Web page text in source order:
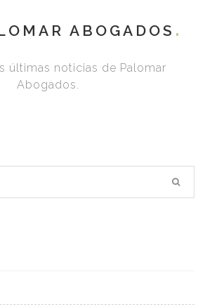
ABOGADOS
últimas noticias de Palomar
Abogados.